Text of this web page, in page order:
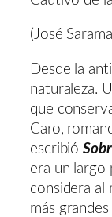
(José
Desde la
naturaleza.
que
Caro,
escribió
era un largo
considera al
más